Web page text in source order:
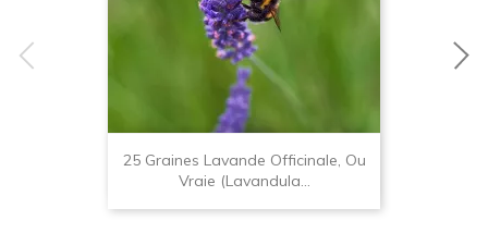
25 Graines Lavande Officinale, Ou
Vraie (Lavandula...